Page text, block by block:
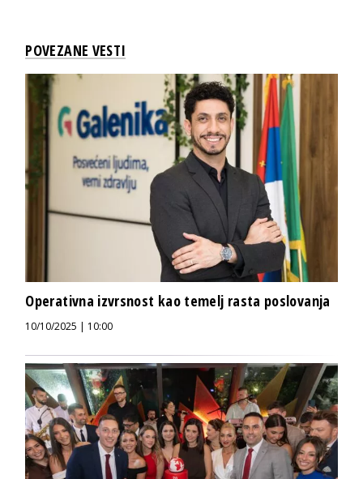
POVEZANE VESTI
Operativna izvrsnost kao temelj rasta poslovanja
10/10/2025 | 10:00